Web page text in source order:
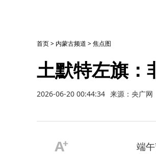
首页> 内蒙古频道 >焦点图
土默特左旗：
2026-06-20 00:44:34 来源：央广网
端